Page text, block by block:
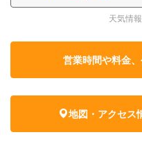
天気情
営業時間や料金
地図・アクセス